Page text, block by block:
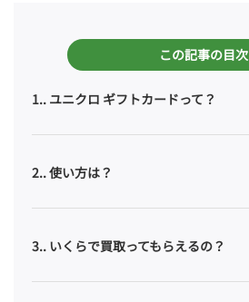
この記事の目次
1. ユニクロ ギフトカードって？
2. 使い方は？
3. いくらで買取ってもらえるの？